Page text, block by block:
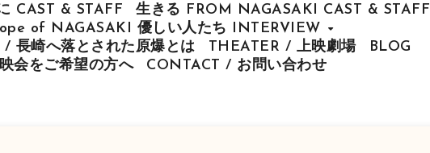
CAST & STAFF
生きる FROM NAGASAKI CAST & STAFF
of NAGASAKI 優しい人たち INTERVIEW
長崎へ落とされた原爆とは
THEATER / 上映劇場
BLOG
会をご希望の方へ
CONTACT / お問い合わせ